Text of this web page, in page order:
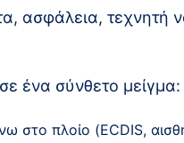
ασφάλεια, τεχνητή
ένα σύνθετο μείγμα:
στο πλοίο (ECDIS,